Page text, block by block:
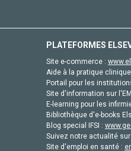
PLATEFORMES
Site e-commerce :
Aide à la pratique
Portail pour les
Site d'information sur
E-learning pour les
Bibliothèque d'e-books
Blog special IFSI :
Suivez notre actualité
Site d'emploi en santé :